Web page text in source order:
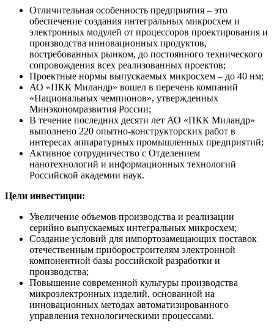
Отличительная особенность предприятия – это
обеспечение создания интегральных микросхем и
электронных модулей от процессоров проектирования и
производства инновационных продуктов,
востребованных рынком, до постоянного технического
сопровождения всех реализованных проектов;
Проектные нормы выпускаемых микросхем – до 40 нм;
АО «ПКК Миландр» вошел в перечень компаний
«Национальных чемпионов», утвержденных
Минэкономразвития России;
В течение последних десяти лет АО «ПКК Миландр»
выполнено 220 опытно-конструкторских работ в
интересах аппаратурных промышленных предприятий;
Активное сотрудничество с Отделением
нанотехнологий и информационных технологий
Российской академии наук.
Цели инвестиции:
Увеличение объемов производства и реализации
серийно выпускаемых интегральных микросхем;
Создание условий для импортозамещающих поставок
отечественным приборостроителям электронной
компонентной базы российской разработки и
производства;
Повышение современной культуры производства
микроэлектронных изделий, основанной на
инновационных методах автоматизированного
управления технологическими процессами.